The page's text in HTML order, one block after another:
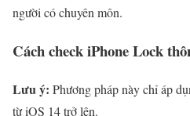
người có chuyên môn.
Cách check iPhone Lock
Lưu ý: Phương pháp này chỉ áp
từ iOS 14 trở lên.